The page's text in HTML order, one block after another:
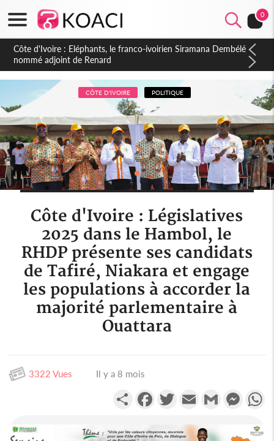
0
Cameroun : 5 combattants séparatistes neutralisés, le Mindef
dément les rumeurs d'exactions des civils
CÔTE D'IVOIRE POLITIQUE
Côte d'Ivoire : Législatives
2025 dans le Hambol, le
RHDP présente ses candidats
de Tafiré, Niakara et engage
les populations à accorder la
majorité parlementaire à
Ouattara
3322 Vues Il y a 8 mois
PartagerFacebookTwitterEmail Gmail